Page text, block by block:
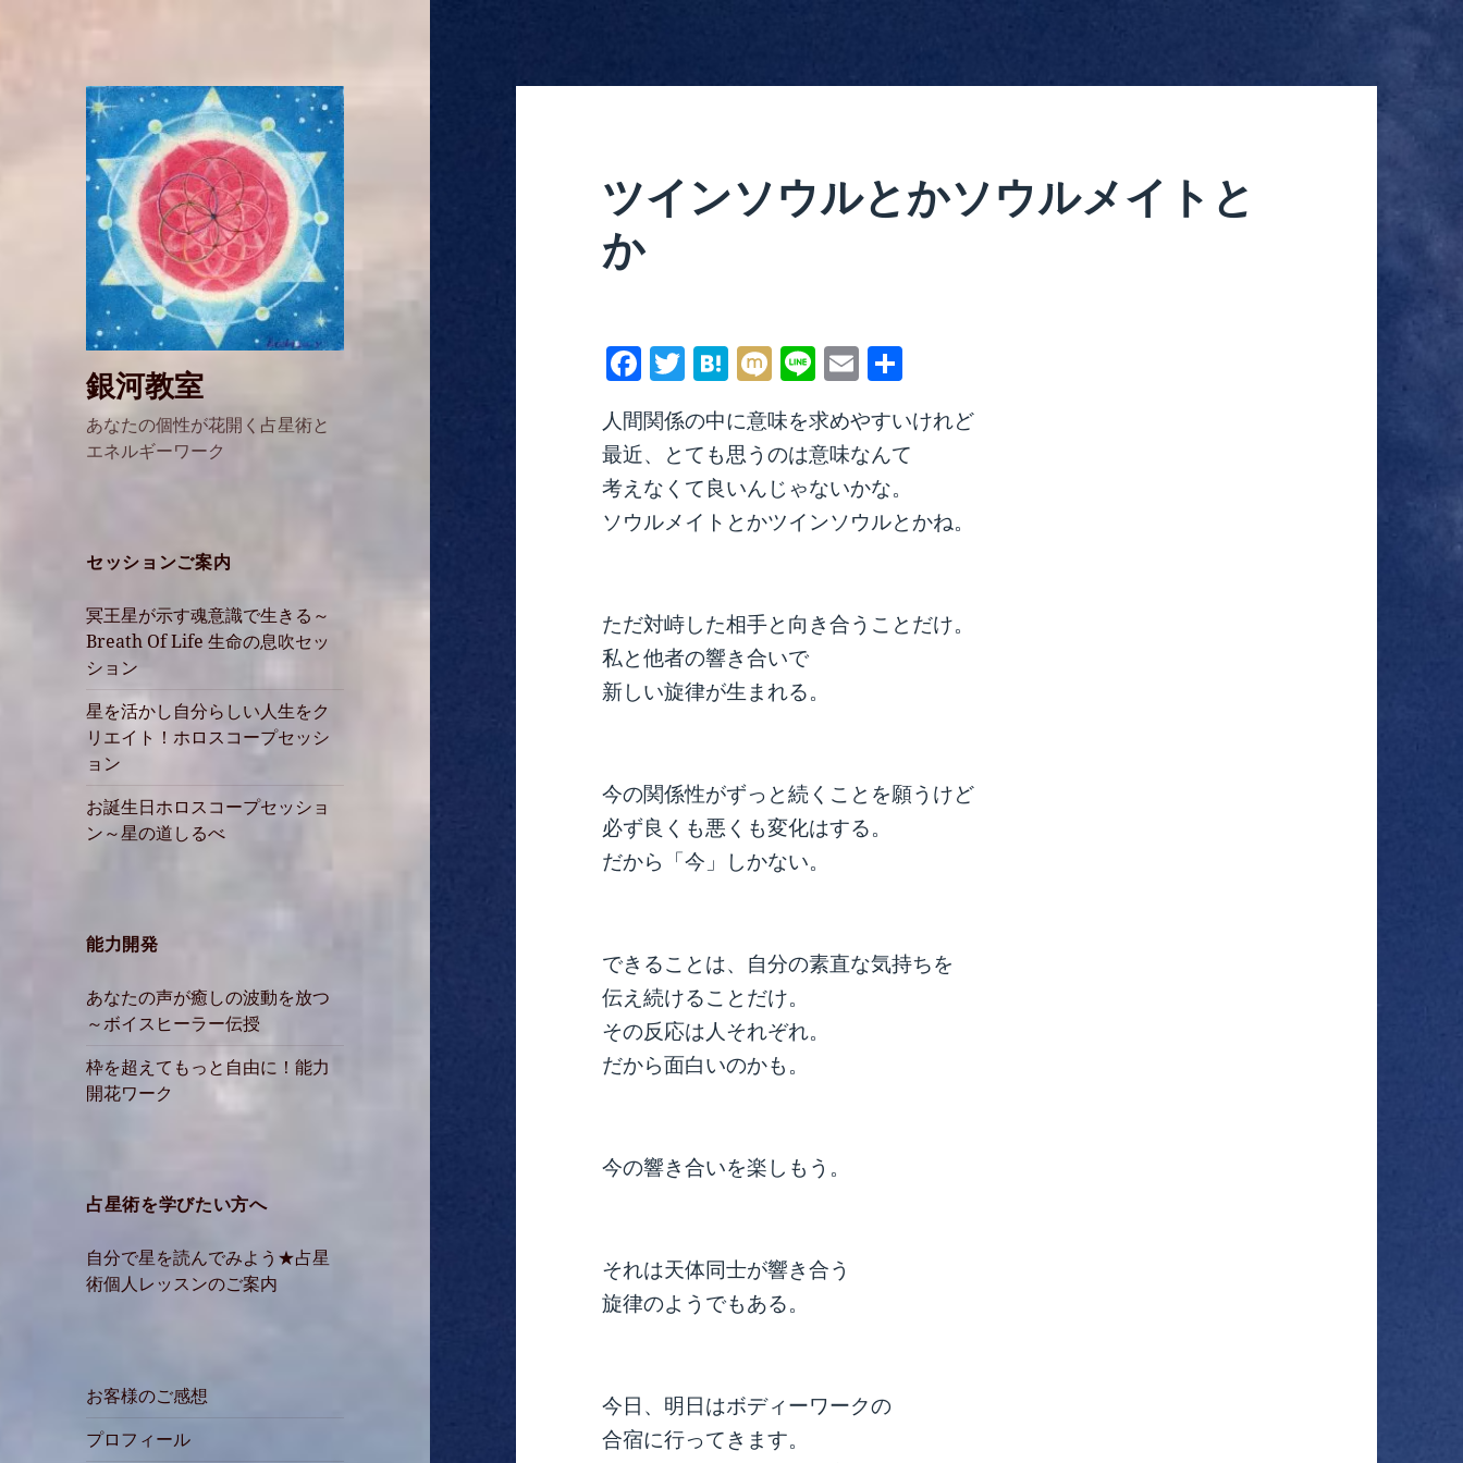
銀河教室
あなたの個性が花開く占星術と
エネルギーワーク
セッションご案内
冥王星が示す魂意識で生きる～
Breath Of Life 生命の息吹セッ
ション
星を活かし自分らしい人生をク
リエイト！ホロスコープセッシ
ョン
お誕生日ホロスコープセッショ
ン～星の道しるべ
能力開発
あなたの声が癒しの波動を放つ
～ボイスヒーラー伝授
枠を超えてもっと自由に！能力
開花ワーク
占星術を学びたい方へ
自分で星を読んでみよう★占星
術個人レッスンのご案内
お客様のご感想
プロフィール
ツインソウルとかソウルメイトと
か
Fa
bo
ok
T
tte
r
H
en
a
M
i
Li
E
ail
人間関係の中に意味を求めやすいけれど
最近、とても思うのは意味なんて
考えなくて良いんじゃないかな。
ソウルメイトとかツインソウルとかね。
ただ対峙した相手と向き合うことだけ。
私と他者の響き合いで
新しい旋律が生まれる。
今の関係性がずっと続くことを願うけど
必ず良くも悪くも変化はする。
だから「今」しかない。
できることは、自分の素直な気持ちを
伝え続けることだけ。
その反応は人それぞれ。
だから面白いのかも。
今の響き合いを楽しもう。
それは天体同士が響き合う
旋律のようでもある。
今日、明日はボディーワークの
合宿に行ってきます。